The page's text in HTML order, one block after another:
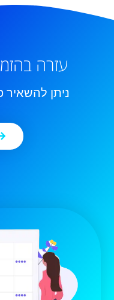
עזרה
ניתן להשאיר